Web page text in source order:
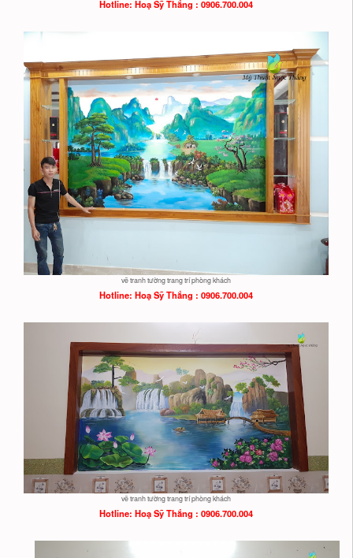
Hotline: HoạSỹ Thắng : 0906.700.004
vẽ tranh tường trang trí phòng khách
Hotline: HoạSỹ Thắng : 0906.700.004
vẽ tranh tường trang trí phòng khách
Hotline: HoạSỹ Thắng : 0906.700.004